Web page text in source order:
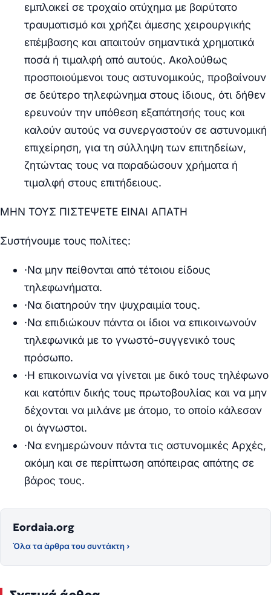
εμπλακεί σε τροχαίο ατύχημα με βαρύτατο
τραυματισμό και χρήζει άμεσης χειρουργικής
επέμβασης και απαιτούν σημαντικά χρηματικά
ποσά ή τιμαλφή από αυτούς. Ακολούθως
προσποιούμενοι τους αστυνομικούς, προβαίνουν
σε δεύτερο τηλεφώνημα στους ίδιους, ότι δήθεν
ερευνούν την υπόθεση εξαπάτησής τους και
καλούν αυτούς να συνεργαστούν σε αστυνομική
επιχείρηση, για τη σύλληψη των επιτηδείων,
ζητώντας τους να παραδώσουν χρήματα ή
τιμαλφή στους επιτήδειους.
ΜΗΝ ΤΟΥΣ ΠΙΣΤΕΨΕΤΕ ΕΙΝΑΙ ΑΠΑΤΗ
Συστήνουμε τους πολίτες:
·Να μην πείθονται από τέτοιου είδους
τηλεφωνήματα.
·Να διατηρούν την ψυχραιμία τους.
·Να επιδιώκουν πάντα οι ίδιοι να επικοινωνούν
τηλεφωνικά με το γνωστό-συγγενικό τους
πρόσωπο.
·Η επικοινωνία να γίνεται με δικό τους τηλέφωνο
και κατόπιν δικής τους πρωτοβουλίας και να μην
δέχονται να μιλάνε με άτομο, το οποίο κάλεσαν
οι άγνωστοι.
·Να ενημερώνουν πάντα τις αστυνομικές Αρχές,
ακόμη και σε περίπτωση απόπειρας απάτης σε
βάρος τους.
Eordaia.org
Όλα τα άρθρα του συντάκτη ›